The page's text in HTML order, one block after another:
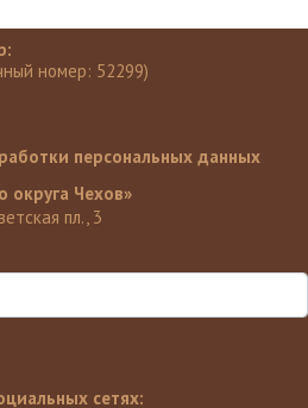
номер: 52299)
персональных данных
Чехов»
пл., 3
сетях: